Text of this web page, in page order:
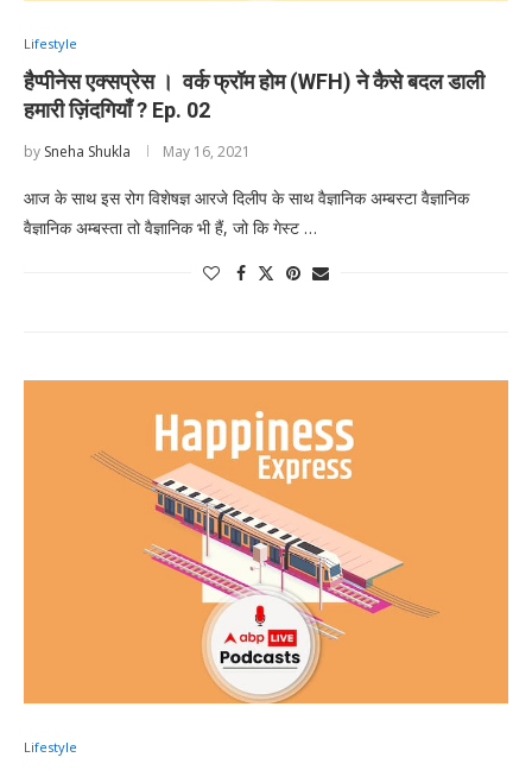
Lifestyle
हैप्पीनेस एक्सप्रेस । वर्क फ्रॉम होम (WFH) ने कैसे बदल डाली
हमारी ज़िंदगियाँ ? Ep. 02
by Sneha Shukla May 16, 2021
आज के साथ इस रोग विशेषज्ञ आरजे दिलीप के साथ वैज्ञानिक अम्बस्टा वैज्ञानिक
वैज्ञानिक अम्बस्ता तो वैज्ञानिक भी हैं, जो कि गेस्ट …
Lifestyle